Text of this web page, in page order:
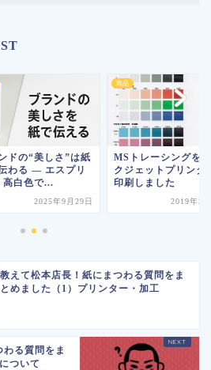
ドの“美しさ”は紙
わる ― エスプリ
高白色で...
2025年9月29日
商品
MSトレーシングを
クジェットプリンタ
印刷しました
2019年2
教えて松本店長！紙にまつわる質問をま
とめました（1）プリンター・加工
る質問をま
ついて